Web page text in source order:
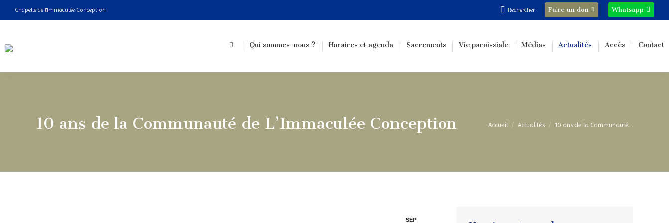
Chapelle de l'Immaculée Conception
Recherche
:
Rechercher Faire un don Whatsapp
Qui sommes-nous ? Horaires et agenda Sacrements Vie paroissiale Médias Actualités Accès Contact
10 ans de la Communauté de L’Immaculée Conception Vous êtes ici :
Accueil Actualités 10 ans de la Communauté…
SEP